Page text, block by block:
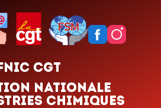
CGT
NATIONALE
CHIMIQUES